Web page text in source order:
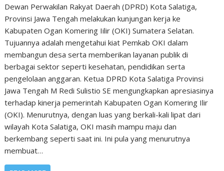
Dewan Perwakilan Rakyat Daerah (DPRD) Kota Salatiga,
Provinsi Jawa Tengah melakukan kunjungan kerja ke
Kabupaten Ogan Komering Iilir (OKI) Sumatera Selatan.
Tujuannya adalah mengetahui kiat Pemkab OKI dalam
membangun desa serta memberikan layanan publik di
berbagai sektor seperti kesehatan, pendidikan serta
pengelolaan anggaran. Ketua DPRD Kota Salatiga Provinsi
Jawa Tengah M Redi Sulistio SE mengungkapkan apresiasinya
terhadap kinerja pemerintah Kabupaten Ogan Komering Ilir
(OKI). Menurutnya, dengan luas yang berkali-kali lipat dari
wilayah Kota Salatiga, OKI masih mampu maju dan
berkembang seperti saat ini. Ini pula yang menurutnya
membuat…